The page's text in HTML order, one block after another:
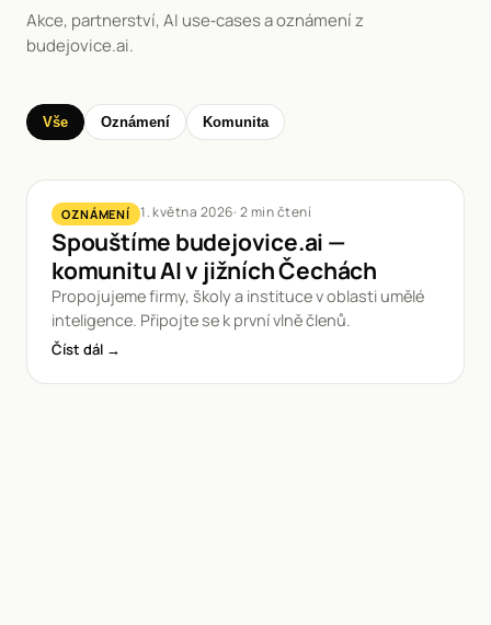
Akce, partnerství, AI use‑cases a oznámení z
budejovice.ai.
Vše Oznámení Komunita
OZNÁMENÍ 1. května 2026· 2min čtení
Spouštíme budejovice.ai —
komunitu AI v jižních Čechách
Propojujeme firmy, školy a instituce v oblasti umělé
inteligence. Připojte se k první vlně členů.
Číst dál →